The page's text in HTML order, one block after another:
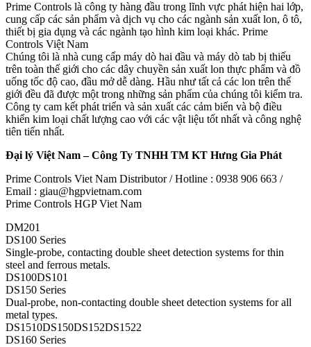
Prime Controls là công ty hàng đầu trong lĩnh vực phát hiện hai lớp,
cung cấp các sản phẩm và dịch vụ cho các ngành sản xuất lon, ô tô,
thiết bị gia dụng và các ngành tạo hình kim loại khác. Prime
Controls Việt Nam
Chúng tôi là nhà cung cấp máy dò hai đầu và máy dò tab bị thiếu
trên toàn thế giới cho các dây chuyền sản xuất lon thực phẩm và đồ
uống tốc độ cao, đầu mở dễ dàng. Hầu như tất cả các lon trên thế
giới đều đã được một trong những sản phẩm của chúng tôi kiểm tra.
Công ty cam kết phát triển và sản xuất các cảm biến và bộ điều
khiển kim loại chất lượng cao với các vật liệu tốt nhất và công nghệ
tiên tiến nhất.
Đại lý Việt Nam – Công Ty TNHH TM KT Hưng Gia Phát
Prime Controls Viet Nam Distributor / Hotline : 0938 906 663 /
Email : giau@hgpvietnam.com
Prime Controls HGP Viet Nam
DM201
DS100 Series
Single-probe, contacting double sheet detection systems for thin
steel and ferrous metals.
DS100DS101
DS150 Series
Dual-probe, non-contacting double sheet detection systems for all
metal types.
DS1510DS150DS152DS1522
DS160 Series